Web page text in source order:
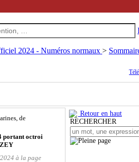
2024 - Numéros normaux >
de
portant octroi
à la page
Retour en haut
RECHERCHER